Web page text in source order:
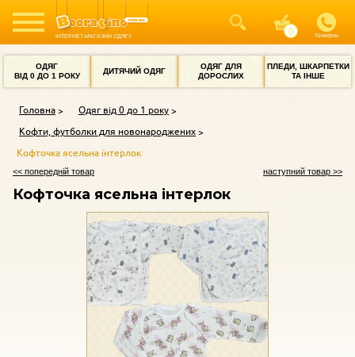
ІНТЕРНЕТ-МАГАЗИН ОДЯГУ Телефон
ОДЯГ
ВІД 0 ДО 1 РОКУ
ДИТЯЧИЙ ОДЯГ
ОДЯГ ДЛЯ
ДОРОСЛИХ
ПЛЕДИ, ШКАРПЕТКИ
ТА ІНШЕ
Головна
Одяг від 0 до 1 року
Кофти, футболки для новонароджених
Кофточка ясельна інтерлок
<< попередній товар наступний товар >>
Кофточка ясельна інтерлок